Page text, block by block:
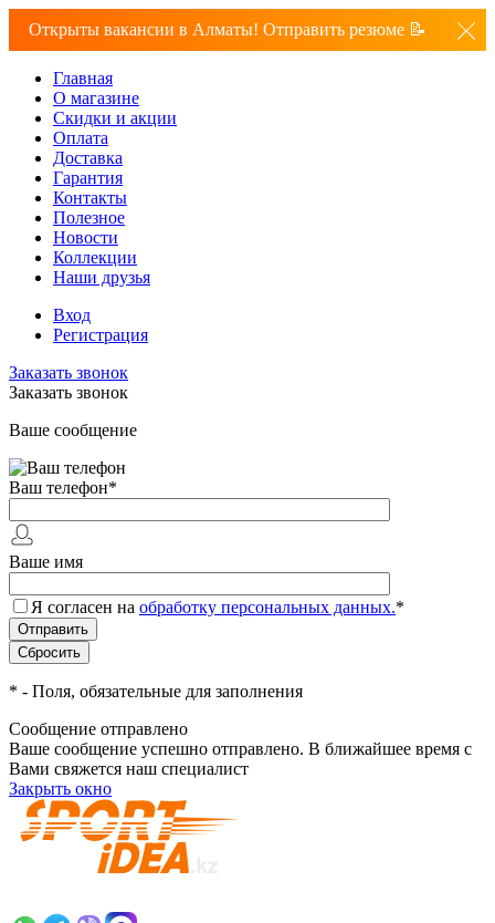
Открыты вакансии в Алматы! Отправить резюме 📝
Главная
О магазине
Скидки и акции
Оплата
Доставка
Гарантия
Контакты
Полезное
Новости
Коллекции
Наши друзья
Вход
Регистрация
Заказать звонок
Заказать звонок
Ваше сообщение
Ваш телефон*
Ваше имя
Я согласен на обработку персональных данных.*
* - Поля, обязательные для заполнения
Сообщение отправлено
Ваше сообщение успешно отправлено. В ближайшее время с
Вами свяжется наш специалист
Закрыть окно